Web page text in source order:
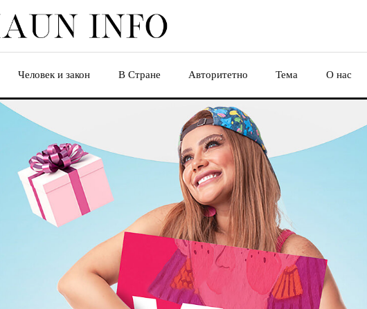
Человек и закон В Стране Авторитетно Тема О нас